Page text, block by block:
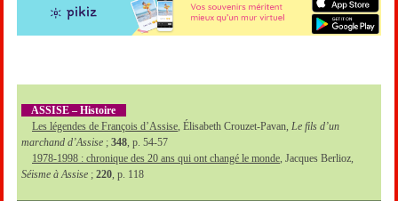
ASSISE – Histoire
Les légendes de François d’Assise , Élisabeth Crouzet-Pavan, Le fils d’un
marchand d’Assise ; 348 , p. 54-57
1978-1998 : chronique des 20 ans qui ont changé le monde , Jacques Berlioz,
Séisme à Assise ; 220 , p. 118